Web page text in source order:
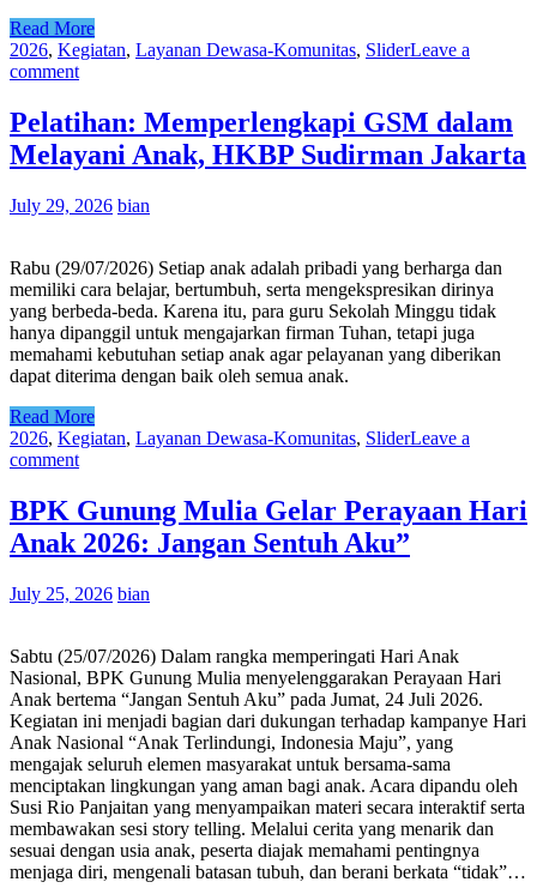
Read More
2026, Kegiatan, Layanan Dewasa-Komunitas, SliderLeave a
comment
Pelatihan: Memperlengkapi GSM dalam
Melayani Anak, HKBP Sudirman Jakarta
July 29, 2026 bian
Rabu (29/07/2026) Setiap anak adalah pribadi yang berharga dan
memiliki cara belajar, bertumbuh, serta mengekspresikan dirinya
yang berbeda-beda. Karena itu, para guru Sekolah Minggu tidak
hanya dipanggil untuk mengajarkan firman Tuhan, tetapi juga
memahami kebutuhan setiap anak agar pelayanan yang diberikan
dapat diterima dengan baik oleh semua anak.
Read More
2026, Kegiatan, Layanan Dewasa-Komunitas, SliderLeave a
comment
BPK Gunung Mulia Gelar Perayaan Hari
Anak 2026: Jangan Sentuh Aku”
July 25, 2026 bian
Sabtu (25/07/2026) Dalam rangka memperingati Hari Anak
Nasional, BPK Gunung Mulia menyelenggarakan Perayaan Hari
Anak bertema “Jangan Sentuh Aku” pada Jumat, 24 Juli 2026.
Kegiatan ini menjadi bagian dari dukungan terhadap kampanye Hari
Anak Nasional “Anak Terlindungi, Indonesia Maju”, yang
mengajak seluruh elemen masyarakat untuk bersama-sama
menciptakan lingkungan yang aman bagi anak. Acara dipandu oleh
Susi Rio Panjaitan yang menyampaikan materi secara interaktif serta
membawakan sesi story telling. Melalui cerita yang menarik dan
sesuai dengan usia anak, peserta diajak memahami pentingnya
menjaga diri, mengenali batasan tubuh, dan berani berkata “tidak”…